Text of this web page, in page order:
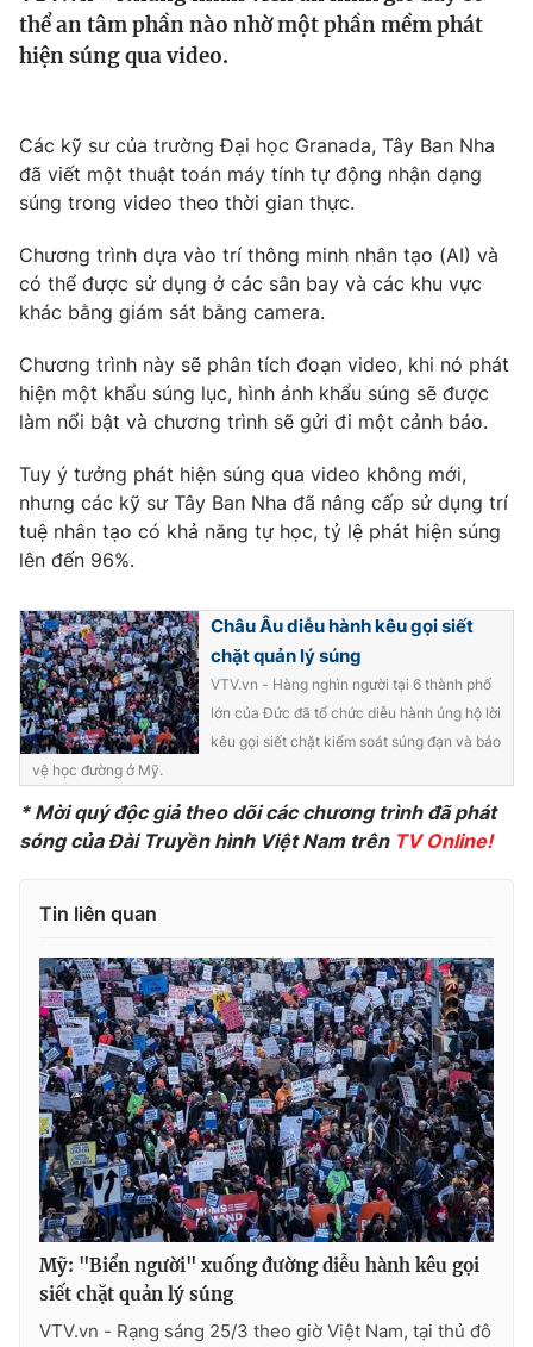
Thế giới
Câu chuyện quốc tế
Tài chính
Thị trường
Góc doanh nghiệp
Dữ liệu và đời sống
Phim VTV
Nhân vật
Khán giả
Giải sao mai
Giải trí
Điện ảnh
Âm nhạc
Đời sống
Du lịch
Làm đẹp
Chất lượng cuộc sống
Tuyển sinh
Học trực tuyến
Công nghệ
Hitech Công nghệ tương lai
Sản phẩm
Thị trường
Tư vấn
Lịch phát sóng
Chuyên mục khác
Emagazine Podcast
Photo Infographic
Video
VTV Money VTV Thể thao
VTV Sức khoẻ Bất động sản
Thị trường 24h Tấm lòng Việt
VTV4 Vươn mình bằng AI
VTV9 VTV8
Liên hệ tòa soạn English
thể an tâm phần nào nhờ một phần mềm phát
hiện súng qua video.
Các kỹ sư của trường Đại học Granada, Tây Ban Nha
đã viết một thuật toán máy tính tự động nhận dạng
súng trong video theo thời gian thực.
Chương trình dựa vào trí thông minh nhân tạo (AI) và
có thể được sử dụng ở các sân bay và các khu vực
khác bằng giám sát bằng camera.
Chương trình này sẽ phân tích đoạn video, khi nó phát
hiện một khẩu súng lục, hình ảnh khẩu súng sẽ được
làm nổi bật và chương trình sẽ gửi đi một cảnh báo.
Tuy ý tưởng phát hiện súng qua video không mới,
nhưng các kỹ sư Tây Ban Nha đã nâng cấp sử dụng trí
tuệ nhân tạo có khả năng tự học, tỷ lệ phát hiện súng
lên đến 96%.
Châu Âu diễu hành kêu gọi siết
chặt quản lý súng
VTV.vn - Hàng nghìn người tại 6 thành phố
lớn của Đức đã tổ chức diễu hành ủng hộ lời
kêu gọi siết chặt kiểm soát súng đạn và bảo
vệ học đường ở Mỹ.
* Mời quý độc giả theo dõi các chương trình đã phát
sóng của Đài Truyền hình Việt Nam trên TV Online!
Tin liên quan
Mỹ: "Biển người" xuống đường diễu hành kêu gọi
siết chặt quản lý súng
VTV.vn - Rạng sáng 25/3 theo giờ Việt Nam, tại thủ đô